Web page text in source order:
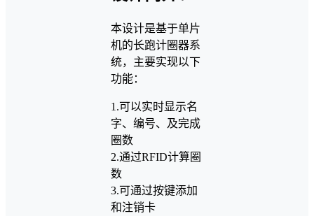
本设计是基于单片
机的长跑计圈器系
统，主要实现以下
功能：
1.可以实时显示名
字、编号、及完成
圈数
2.通过RFID计算圈
数
3.可通过按键添加
和注销卡